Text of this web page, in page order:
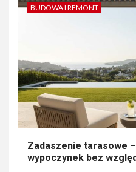
BUDOWA I REMONT
Zadaszenie tarasowe
wypoczynek bez